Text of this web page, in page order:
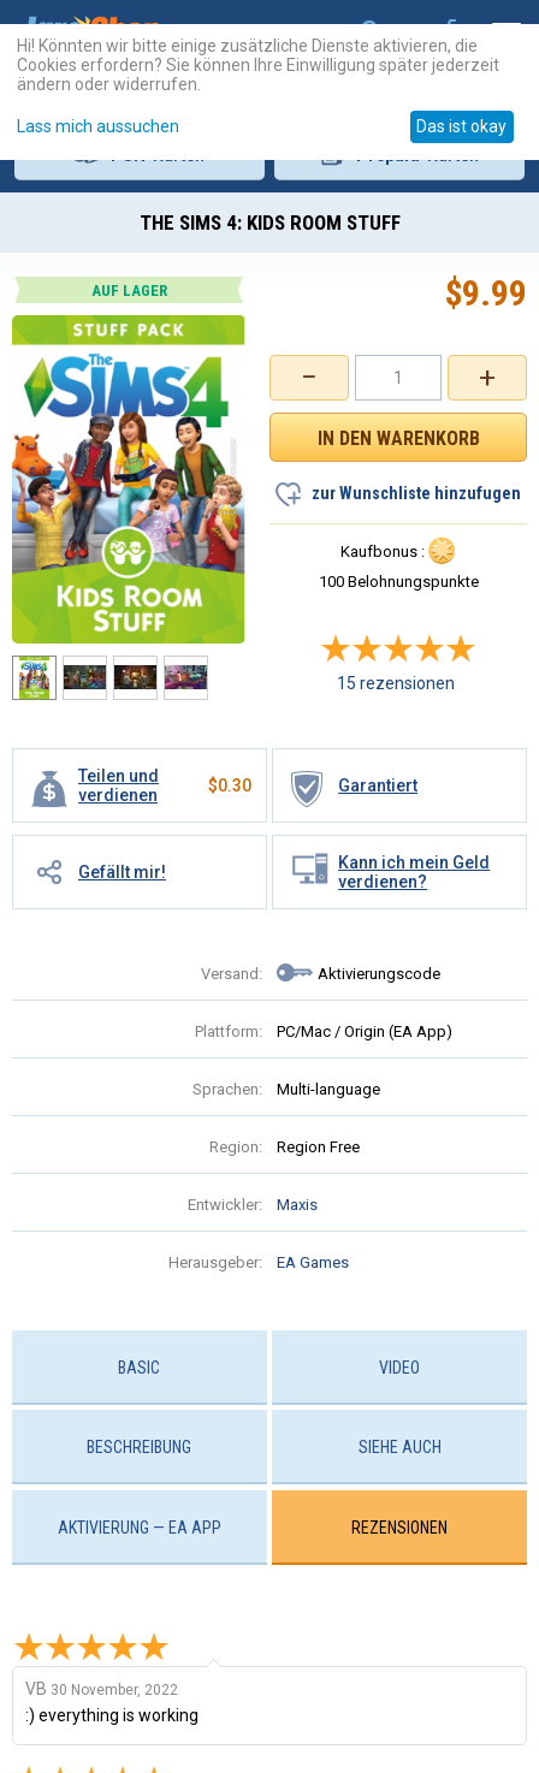
THE SIMS 4: KIDS ROOM STUFF
AUF LAGER
Teilen und
verdienen
$0.30 Garantiert
Gefällt mir!
Kann ich mein Geld
verdienen?
Versand: Aktivierungscode
Plattform: PC/Mac / Origin (EA App)
Sprachen: Multi-language
Region: Region Free
Entwickler: Maxis
Herausgeber: EA Games
+
−
$9.99
zur Wunschliste hinzufugen
Kaufbonus :
100 Belohnungspunkte
15 rezensionen
BASIC VIDEO
BESCHREIBUNG SIEHE AUCH
AKTIVIERUNG — EA APP REZENSIONEN
VB 30 November, 2022
:) everything is working
Hi! Könnten wir bitte einige zusätzliche Dienste aktivieren, die
Cookies erfordern? Sie können Ihre Einwilligung später jederzeit
ändern oder widerrufen.
Lass mich aussuchen Das ist okay